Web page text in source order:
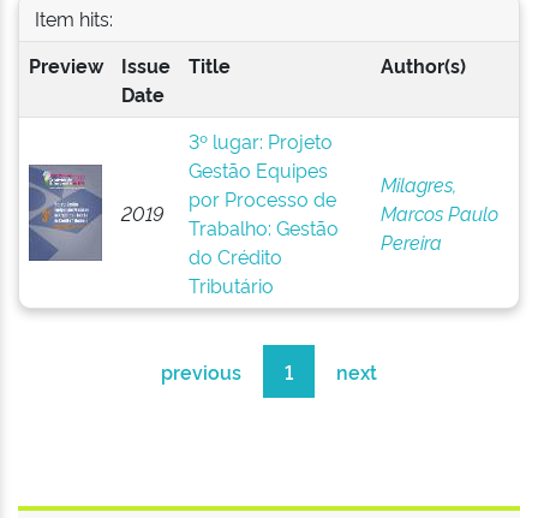
Item hits:
Preview
Issue
Date
Title Author(s)
2019
3º lugar: Projeto
Gestão Equipes
por Processo de
Trabalho: Gestão
do Crédito
Tributário
Milagres,
Marcos Paulo
Pereira
previous 1 next